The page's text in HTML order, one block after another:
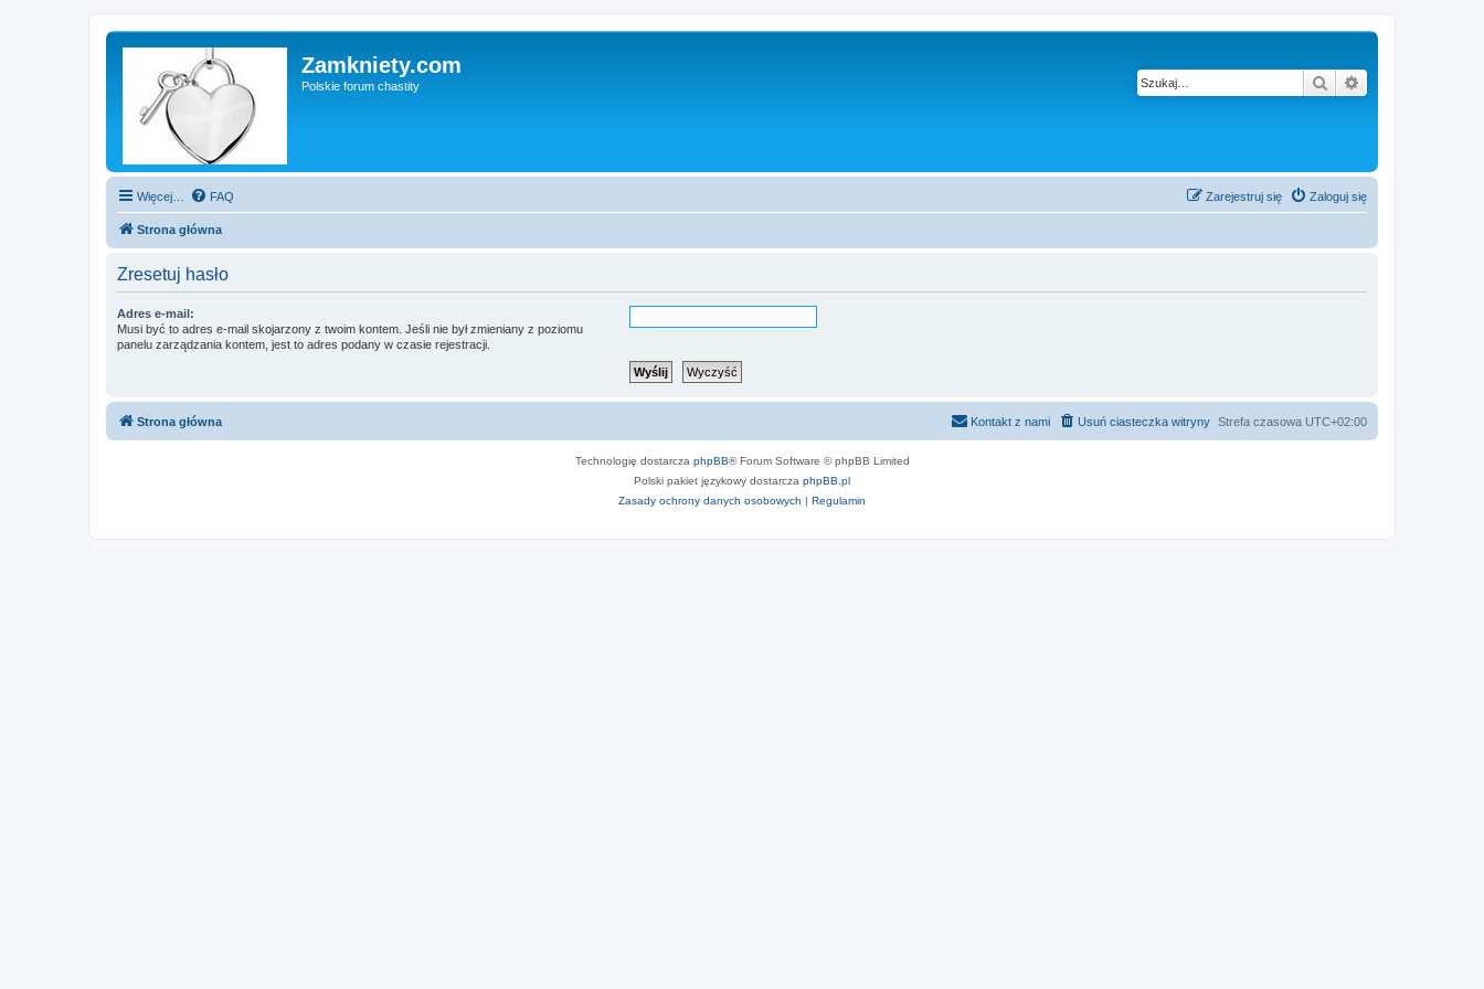
Zamkniety.com
Polskie forum chastity Szukaj
Więcej… FAQ Zaloguj się
Zarejestruj się
Strona główna
Zresetuj hasło
Adres e-mail:
Musi być to adres e-mail skojarzony z twoim kontem. Jeśli nie był zmieniany z poziomu
panelu zarządzania kontem, jest to adres podany w czasie rejestracji.
Strona główna Strefa czasowa UTC+02:00
Usuń ciasteczka witryny
Kontakt z nami
Technologię dostarcza phpBB® Forum Software © phpBB Limited
Polski pakiet językowy dostarcza phpBB.pl
Zasady ochrony danych osobowych | Regulamin